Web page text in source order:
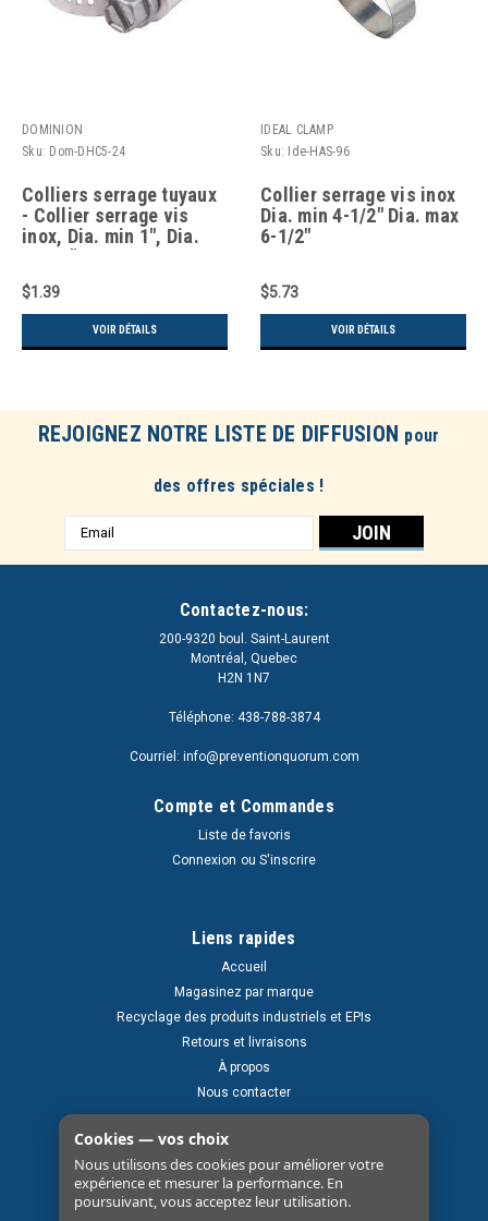
DOMINION
Sku: Dom-DHC5-24
Colliers serrage tuyaux
- Collier serrage vis
inox, Dia. min 1", Dia.
max 2"
$1.39
VOIR DÉTAILS
IDEAL CLAMP
Sku:
Ide-HAS-96
Collier serrage vis inox
Dia. min 4-1/2" Dia. max
6-1/2"
$5.73
VOIR DÉTAILS
REJOIGNEZ NOTRE LISTE DE DIFFUSION pour
des offres spéciales !
Adresse
e-
Contactez-nous:
200-9320 boul. Saint-Laurent
Montréal, Quebec
H2N 1N7
Téléphone: 438-788-3874
Courriel: info@preventionquorum.com
Compte et Commandes
Liste de favoris
Connexion ou S'inscrire
Liens rapides
Accueil
Magasinez par marque
Recyclage des produits industriels et EPIs
Retours et livraisons
À propos
Nous contacter
Cookies — vos choix
Nous utilisons des cookies pour améliorer votre
expérience et mesurer la performance. En
poursuivant, vous acceptez leur utilisation.